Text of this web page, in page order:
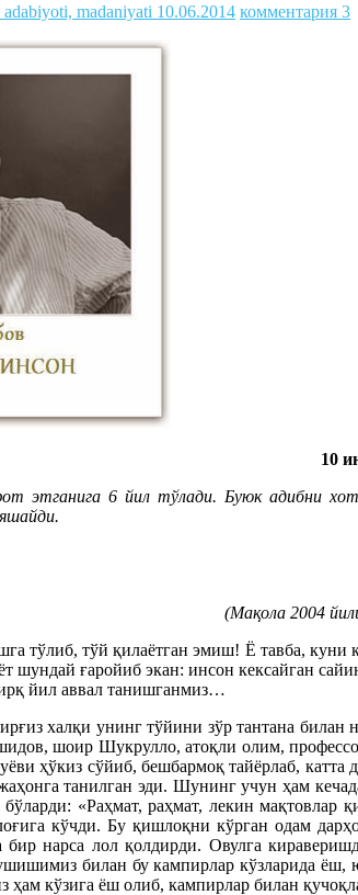
madaniyati 10.06.2014 комментария 3
10
этганига 6 йил тўлади. Буюк адибни
(Мақола 2004
тўлиб, тўй қилаётган эмиш! Ё тавба,
шундай ғаройиб экан: инсон кексайган
йил аввал танишганмиз…
халқи унинг тўйини зўр тантана
шоир Шукрулло, атоқли олим,
ҳўкиз сўйиб, бешбармоқ тайёрлаб,
танилган эди. Шунинг учун ҳам
«Раҳмат, раҳмат, лекин мақтовлар
кўчди. Бу қишлоқни кўрган одам
нарса лол қолдирди. Овулга
билан бу кампирлар кўзларида
ҳам кўзига ёш олиб, кампирлар билан